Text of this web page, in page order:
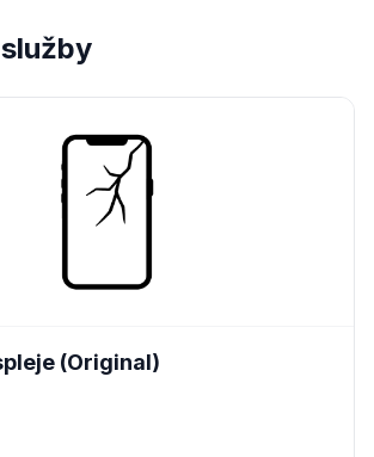
(Original)